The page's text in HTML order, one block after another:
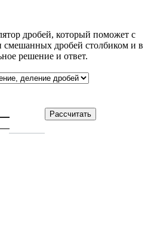
дробей, который поможет с
дробей столбиком и в
решение и ответ.